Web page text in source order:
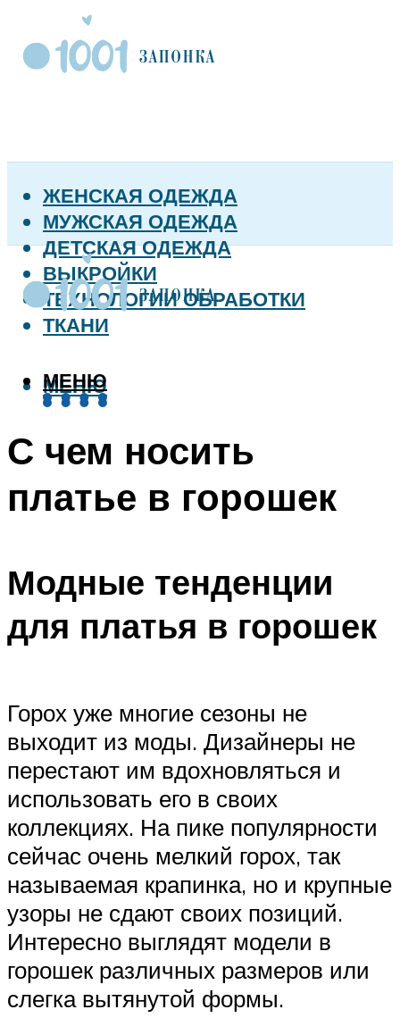
ЖЕНСКАЯ ОДЕЖДА
МУЖСКАЯ ОДЕЖДА
ДЕТСКАЯ ОДЕЖДА
ВЫКРОЙКИ
ТЕХНОЛОГИИ ОБРАБОТКИ
ТКАНИ
МЕНЮ
МЕНЮ
С чем носить
платье в горошек
Модные тенденции
для платья в горошек
Горох уже многие сезоны не
выходит из моды. Дизайнеры не
перестают им вдохновляться и
использовать его в своих
коллекциях. На пике популярности
сейчас очень мелкий горох, так
называемая крапинка, но и крупные
узоры не сдают своих позиций.
Интересно выглядят модели в
горошек различных размеров или
слегка вытянутой формы.